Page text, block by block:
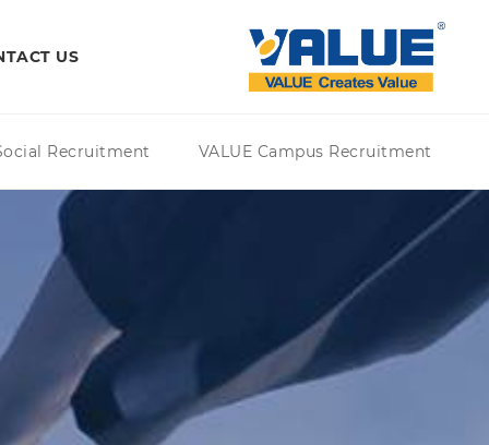
US
Recruitment VALUE Campus Recruitment